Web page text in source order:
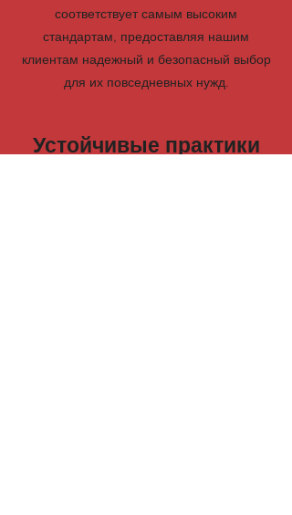
соответствует самым высоким
стандартам, предоставляя нашим
клиентам надежный и безопасный выбор
для их повседневных нужд.
Устойчивые практики